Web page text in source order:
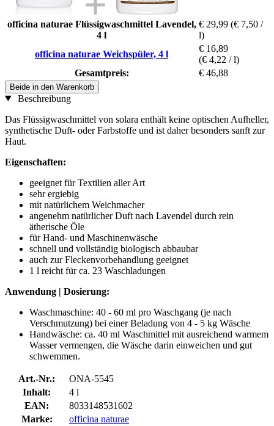
officina naturae Flüssigwaschmittel Lavendel,
4 l
€ 29,99 (€ 7,50 /
l)
officina naturae Weichspüler, 4 l
€ 16,89
(€ 4,22 / l)
Gesamtpreis:
€ 46,88
Beide in den Warenkorb
Beschreibung
Das Flüssigwaschmittel von solara enthält keine optischen Aufheller,
synthetische Duft- oder Farbstoffe und ist daher besonders sanft zur
Haut.
Eigenschaften:
geeignet für Textilien aller Art
sehr ergiebig
mit natürlichem Weichmacher
angenehm natürlicher Duft nach Lavendel durch rein
ätherische Öle
für Hand- und Maschinenwäsche
schnell und vollständig biologisch abbaubar
auch zur Fleckenvorbehandlung geeignet
1 l reicht für ca. 23 Waschladungen
Anwendung | Dosierung:
Waschmaschine: 40 - 60 ml pro Waschgang (je nach
Verschmutzung) bei einer Beladung von 4 - 5 kg Wäsche
Handwäsche: ca. 40 ml Waschmittel mit ausreichend warmem
Wasser vermengen, die Wäsche darin einweichen und gut
schwemmen.
Art.-Nr.:
ONA-5545
Inhalt:
4 l
EAN:
8033148531602
Marke:
officina naturae